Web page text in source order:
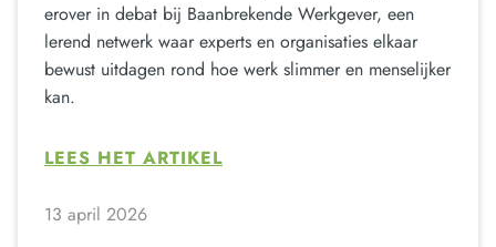
erover in debat bij Baanbrekende Werkgever, een
lerend netwerk waar experts en organisaties elkaar
bewust uitdagen rond hoe werk slimmer en menselijker
kan.
LEES HET ARTIKEL
13 april 2026